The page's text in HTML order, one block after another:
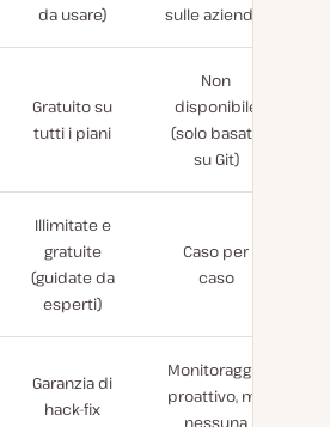
da usare)
sulle aziende)
Gratuito su
tutti i piani
Non
disponibile
(solo basato
su Git)
Illimitate e
gratuite
(guidate da
esperti)
Caso per
caso
Garanzia di
hack-fix
Monitoraggio
proattivo, ma
nessuna